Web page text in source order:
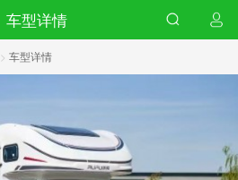
车型详情
> 车型详情